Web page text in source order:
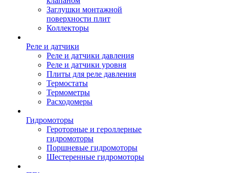
Заглушки монтажной
поверхности плит
Коллекторы
Реле и датчики
Реле и датчики давления
Реле и датчики уровня
Плиты для реле давления
Термостаты
Термометры
Расходомеры
Гидромоторы
Героторные и героллерные
гидромоторы
Поршневые гидромоторы
Шестеренные гидромоторы